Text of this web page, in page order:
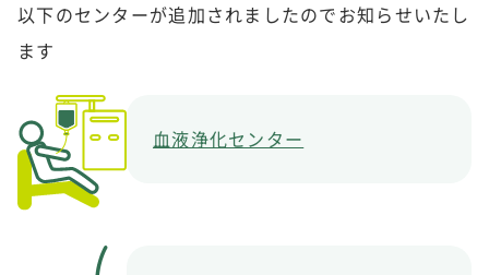
以下のセンターが追加されましたのでお知らせいたし
ます
血液浄化センター